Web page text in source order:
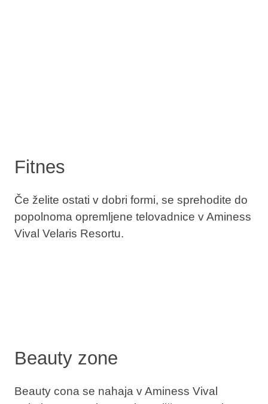
Fitnes
Če želite ostati v dobri formi, se sprehodite do
popolnoma opremljene telovadnice v Aminess
Vival Velaris Resortu.
Beauty zone
Beauty cona se nahaja v Aminess Vival